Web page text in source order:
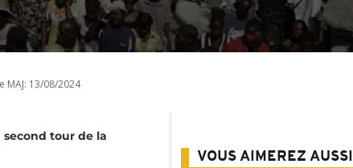
MAJ: 13/08/2024
tour de la
VOUS AIMEREZ AUSSI